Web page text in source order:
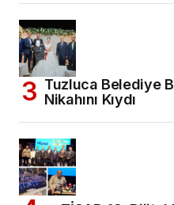
Tuzluca Belediye
Nikahını Kıydı